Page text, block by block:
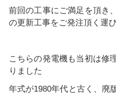
前回の工事にご満足を頂き
の更新工事をご発注頂く運
こちらの発電機も当初は修
りました
年式が1980年代と古く、廃